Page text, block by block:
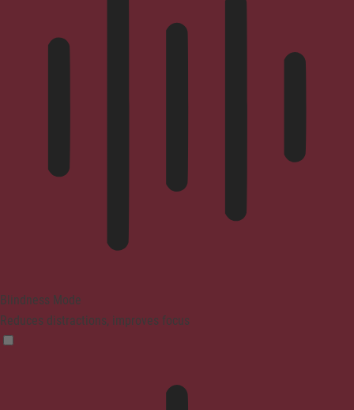
Blindness Mode
Reduces distractions, improves focus